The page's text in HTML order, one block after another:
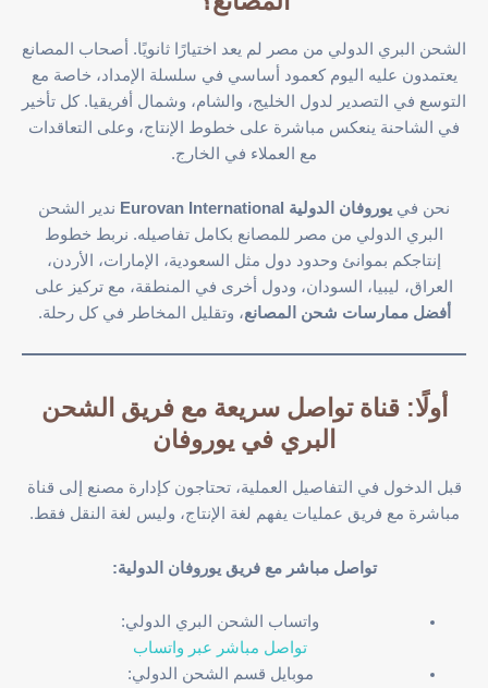
الشحن البري الدولي من مصر لم يعد اختيارًا ثانويًا. أصحاب المصانع
يعتمدون عليه اليوم كعمود أساسي في سلسلة الإمداد، خاصة مع
التوسع في التصدير لدول الخليج، والشام، وشمال أفريقيا. كل تأخير
في الشاحنة ينعكس مباشرة على خطوط الإنتاج، وعلى التعاقدات
مع العملاء في الخارج.
نحن في يوروفان الدولية Eurovan International
ندير الشحن
البري الدولي من مصر للمصانع بكامل تفاصيله. نربط خطوط
إنتاجكم بموانئ وحدود دول مثل السعودية، الإمارات، الأردن،
العراق، ليبيا، السودان، ودول أخرى في المنطقة، مع تركيز على
أفضل ممارسات شحن المصانع، وتقليل المخاطر في كل رحلة.
أولًا: قناة تواصل سريعة مع فريق الشحن
البري في يوروفان
قبل الدخول في التفاصيل العملية، تحتاجون كإدارة مصنع إلى قناة
مباشرة مع فريق عمليات يفهم لغة الإنتاج، وليس لغة النقل فقط.
تواصل مباشر مع فريق يوروفان الدولية:
واتساب الشحن البري الدولي:
تواصل مباشر عبر واتساب
موبايل قسم الشحن الدولي: